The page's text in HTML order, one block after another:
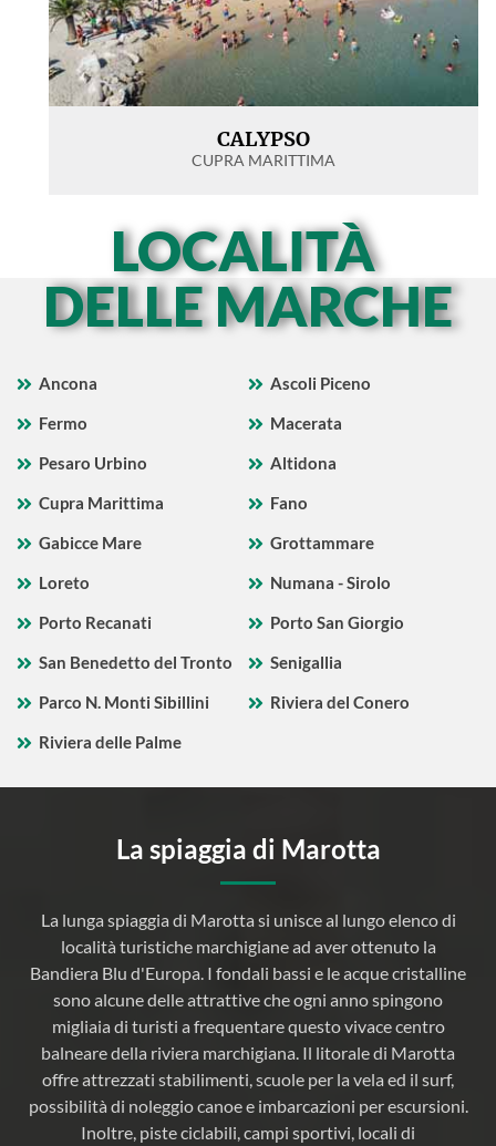
CALYPSO
CUPRA MARITTIMA
LOCALITÀ
DELLE MARCHE
Ancona
Ascoli Piceno
Fermo
Macerata
Pesaro Urbino
Altidona
Cupra Marittima
Fano
Gabicce Mare
Grottammare
Loreto
Numana - Sirolo
Porto Recanati
Porto San Giorgio
San Benedetto del Tronto
Senigallia
Parco N. Monti Sibillini
Riviera del Conero
Riviera delle Palme
La spiaggia di Marotta
La lunga spiaggia di Marotta si unisce al lungo elenco di
località turistiche marchigiane ad aver ottenuto la
Bandiera Blu d'Europa. I fondali bassi e le acque cristalline
sono alcune delle attrattive che ogni anno spingono
migliaia di turisti a frequentare questo vivace centro
balneare della riviera marchigiana. Il litorale di Marotta
offre attrezzati stabilimenti, scuole per la vela ed il surf,
possibilità di noleggio canoe e imbarcazioni per escursioni.
Inoltre, piste ciclabili, campi sportivi, locali di